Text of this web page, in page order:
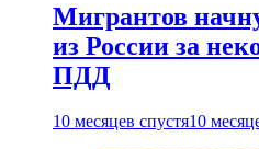
Мигрантов
из России за
ПДД
10 месяцев спустя10